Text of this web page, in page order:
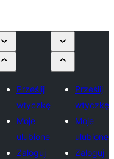
Prześlij
wtyczkę
Moje
ulubione
Zaloguj
Prześlij
wtyczkę
Moje
ulubione
Zaloguj